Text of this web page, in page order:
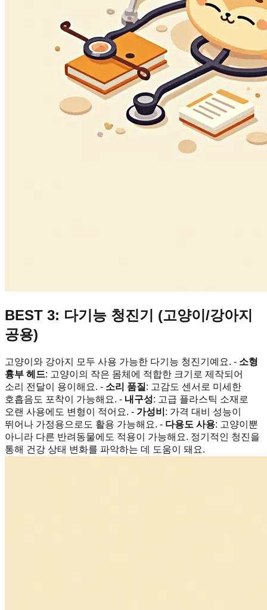
BEST 3: 다기능 청진기 (고양이/강아지
공용)
고양이와 강아지 모두 사용 가능한 다기능 청진기예요. - 소형
흉부 헤드: 고양이의 작은 몸체에 적합한 크기로 제작되어
소리 전달이 용이해요. - 소리 품질 : 고감도 센서로 미세한
호흡음도 포착이 가능해요. - 내구성: 고급 플라스틱 소재로
오랜 사용에도 변형이 적어요. - 가성비 : 가격 대비 성능이
뛰어나 가정용으로도 활용 가능해요. - 다용도 사용: 고양이뿐
아니라 다른 반려동물에도 적용이 가능해요. 정기적인 청진을
통해 건강 상태 변화를 파악하는 데 도움이 돼요.